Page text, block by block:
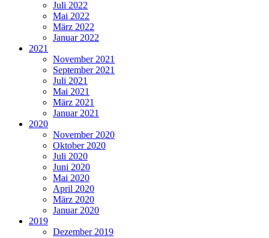
Juli 2022
Mai 2022
März 2022
Januar 2022
2021
November 2021
September 2021
Juli 2021
Mai 2021
März 2021
Januar 2021
2020
November 2020
Oktober 2020
Juli 2020
Juni 2020
Mai 2020
April 2020
März 2020
Januar 2020
2019
Dezember 2019